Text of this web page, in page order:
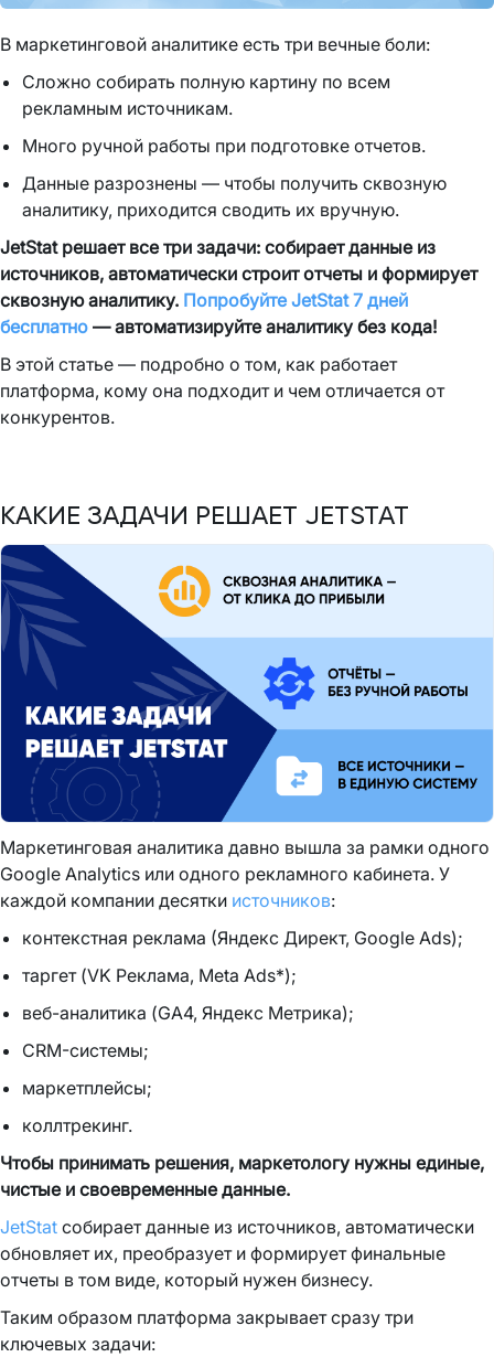
В маркетинговой аналитике есть три вечные боли:
Сложно собирать полную картину по всем
рекламным источникам.
Много ручной работы при подготовке отчетов.
Данные разрознены — чтобы получить сквозную
аналитику, приходится сводить их вручную.
JetStat решает все три задачи: собирает данные из
источников, автоматически строит отчеты и формирует
сквозную аналитику. Попробуйте JetStat 7 дней
бесплатно — автоматизируйте аналитику без кода!
В этой статье — подробно о том, как работает
платформа, кому она подходит и чем отличается от
конкурентов.
КАКИЕ ЗАДАЧИ РЕШАЕТ JETSTAT
Маркетинговая аналитика давно вышла за рамки одного
Google Analytics или одного рекламного кабинета. У
каждой компании десятки источников:
контекстная реклама (Яндекс Директ, Google Ads);
таргет (VK Реклама, Meta Ads*);
веб-аналитика (GA4, Яндекс Метрика);
CRM-системы;
маркетплейсы;
коллтрекинг.
Чтобы принимать решения, маркетологу нужны единые,
чистые и своевременные данные.
JetStat собирает данные из источников, автоматически
обновляет их, преобразует и формирует финальные
отчеты в том виде, который нужен бизнесу.
Таким образом платформа закрывает сразу три
ключевых задачи: